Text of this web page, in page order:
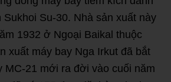
Su-30. Nhà sản xuất này
1932 ở Ngoại Baikal thuộc
xuất máy bay Nga Irkut đã bắt
MC-21 mới ra đời vào cuối năm